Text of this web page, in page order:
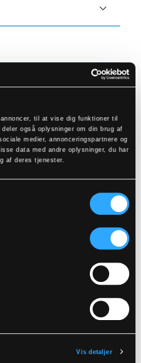
til at vise dig funktioner til
også oplysninger om din brug af
medier, annonceringspartnere og
data med andre oplysninger, du har
af deres tjenester.
Vis detaljer
farver